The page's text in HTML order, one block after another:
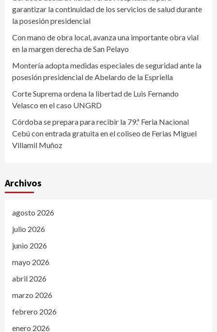
garantizar la continuidad de los servicios de salud durante
la posesión presidencial
Con mano de obra local, avanza una importante obra vial
en la margen derecha de San Pelayo
Montería adopta medidas especiales de seguridad ante la
posesión presidencial de Abelardo de la Espriella
Corte Suprema ordena la libertad de Luis Fernando
Velasco en el caso UNGRD
Córdoba se prepara para recibir la 79.ª Feria Nacional
Cebú con entrada gratuita en el coliseo de Ferias Miguel
Villamil Muñoz
Archivos
agosto 2026
julio 2026
junio 2026
mayo 2026
abril 2026
marzo 2026
febrero 2026
enero 2026